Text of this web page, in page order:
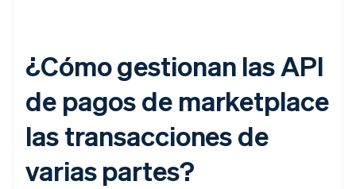
¿Cómo gestionan las API
de pagos de marketplace
las transacciones de
varias partes?